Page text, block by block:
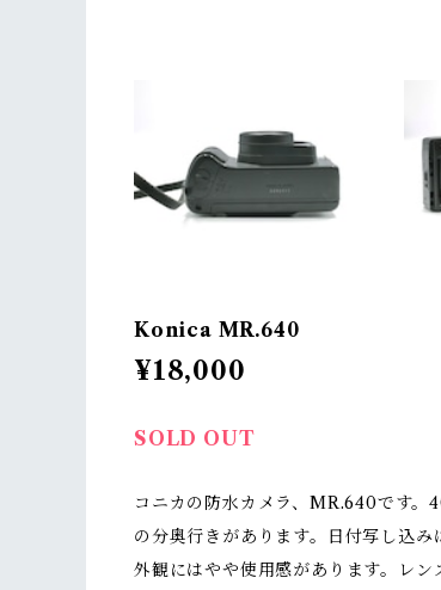
Konica MR.640
¥18,000
SOLD OUT
コニカの防水カメラ、MR.640です
の分奥行きがあります。日付写し込み
外観にはやや使用感があります。レ